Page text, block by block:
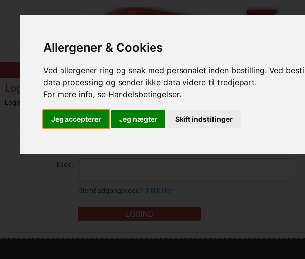
Allergener & Cookies
Ved allergener ring og snak med personalet inden bestilling. Ved
data processing og sender ikke data videre til tredjepart.
For mere info, se Handelsbetingelser.
Jeg accepterer Jeg nægter Skift indstillinger
Forsiden | Bestil
Login
Login eller opret en konto
Kode:
Glemt adgangskode? ? Klik Her